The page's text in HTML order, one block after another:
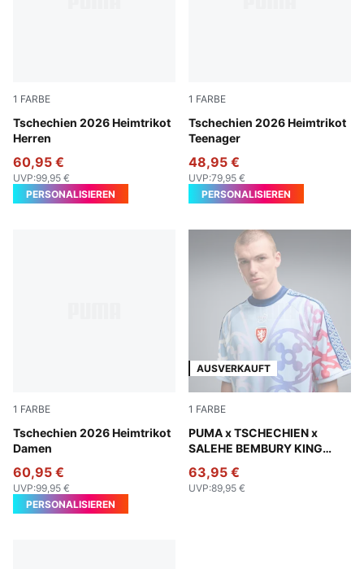
1 FARBE
Tschechien 2026 Heimtrikot
Herren
Dark Cherry-PUMA Navy
60,95 €
UVP:99,95 €
PERSONALISIEREN
1 FARBE
Tschechien 2026 Heimtrikot
Teenager
Dark Cherry-PUMA Navy
48,95 €
UVP:79,95 €
PERSONALISIEREN
1 FARBE
Tschechien 2026 Heimtrikot
Damen
Dark Cherry-PUMA Navy
60,95 €
UVP:99,95 €
PERSONALISIEREN
AUSVERKAUFT
1 FARBE
PUMA x TSCHECHIEN x
SALEHE BEMBURY KING
Haute Tropic
63,95 €
UVP:89,95 €